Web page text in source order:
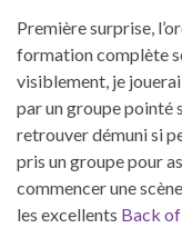
Première surprise,
formation complète
visiblement, je
par un groupe pointé
retrouver démuni si
pris un groupe pour
commencer une
les excellents Back of